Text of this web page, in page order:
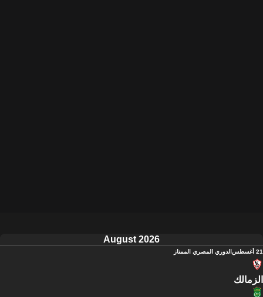
August 2026
21 أغسطس الدوري المصري الممتاز
الزمالك